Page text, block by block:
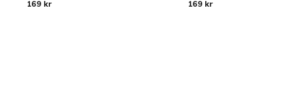
169 kr 169 kr